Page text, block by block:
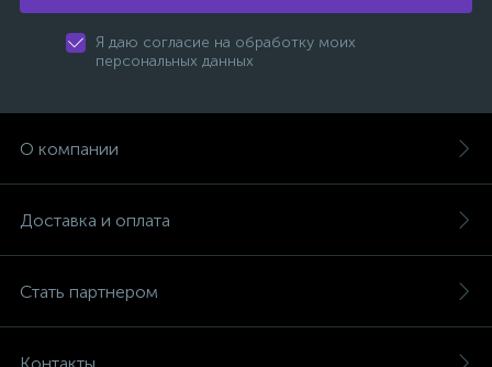
Я даю согласие на обработку моих
персональных данных
О компании
Доставка и оплата
Стать партнером